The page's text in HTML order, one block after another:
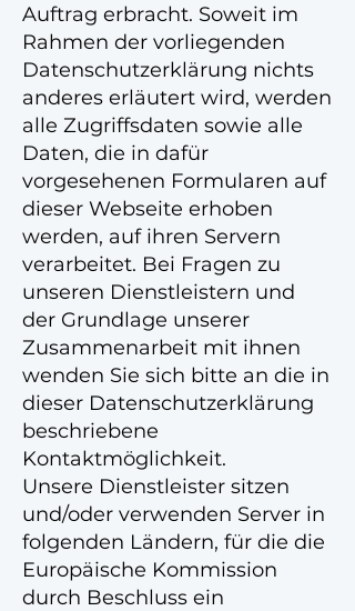
Auftrag erbracht. Soweit im
Rahmen der vorliegenden
Datenschutzerklärung nichts
anderes erläutert wird, werden
alle Zugriffsdaten sowie alle
Daten, die in dafür
vorgesehenen Formularen auf
dieser Webseite erhoben
werden, auf ihren Servern
verarbeitet. Bei Fragen zu
unseren Dienstleistern und
der Grundlage unserer
Zusammenarbeit mit ihnen
wenden Sie sich bitte an die in
dieser Datenschutzerklärung
beschriebene
Kontaktmöglichkeit.
Unsere Dienstleister sitzen
und/oder verwenden Server in
folgenden Ländern, für die die
Europäische Kommission
durch Beschluss ein